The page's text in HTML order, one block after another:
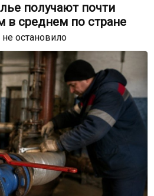
получают почти
в среднем по стране
остановило